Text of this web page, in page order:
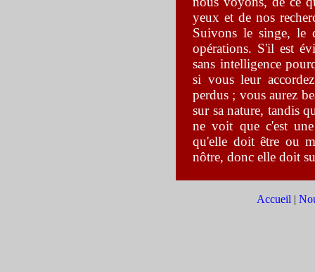
yeux et de nos
Suivons le singe, le
opérations. S'il est
sans intelligence
si vous leur
perdus ; vous aurez
sur sa nature, tandis
ne voit que c'est
qu'elle doit être ou
nôtre, donc elle doit
Accueil |